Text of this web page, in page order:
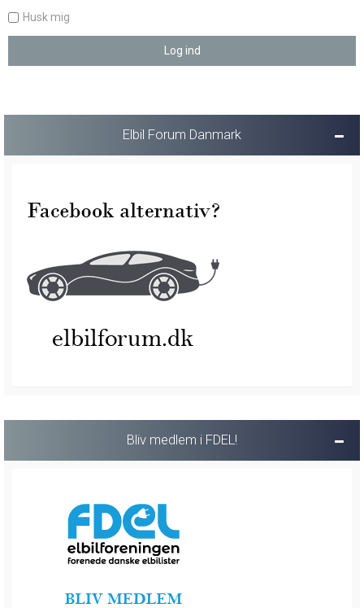
Husk mig
Elbil Forum Danmark
Bliv medlem i FDEL!